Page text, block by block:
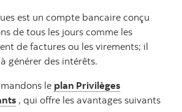
est un compte bancaire conçu
de tous les jours comme les
de factures ou les virements; il
générer des intérêts.
le plan Privilèges
, qui offre les avantages suivants